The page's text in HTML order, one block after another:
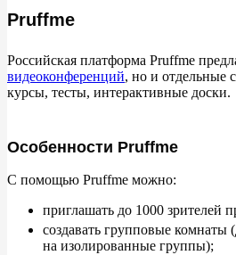
Pruffme
Российская платформа Pruffme
видеоконференций, но и отдельные
курсы, тесты, интерактивные доски.
Особенности Pruffme
С помощью Pruffme можно:
приглашать до 1000 зрителей
создавать групповые комнаты
на изолированные группы);